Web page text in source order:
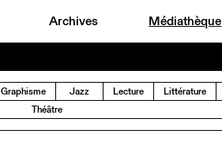
Archives Médiathèque
Graphisme Jazz Lecture Littérature
Théâtre